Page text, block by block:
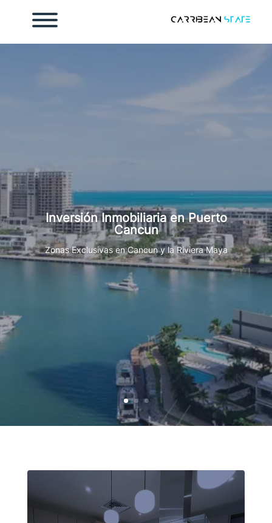
cita
186 2112
Inversión Inmobiliaria en Puerto
Cancun
Zonas Exclusivas en Cancun y la Riviera Maya